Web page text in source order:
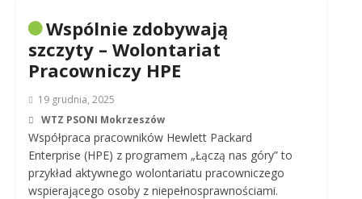
Wspólnie zdobywają
szczyty – Wolontariat
Pracowniczy HPE
19 grudnia, 2025
WTZ PSONI Mokrzeszów
Współpraca pracowników Hewlett Packard
Enterprise (HPE) z programem „Łączą nas góry” to
przykład aktywnego wolontariatu pracowniczego
wspierającego osoby z niepełnosprawnościami.